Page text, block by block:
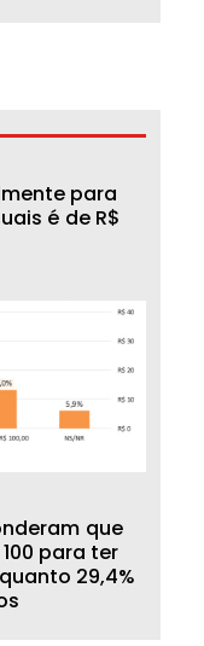
mente para
uais é de R$
nderam que
100 para ter
quanto 29,4%
s